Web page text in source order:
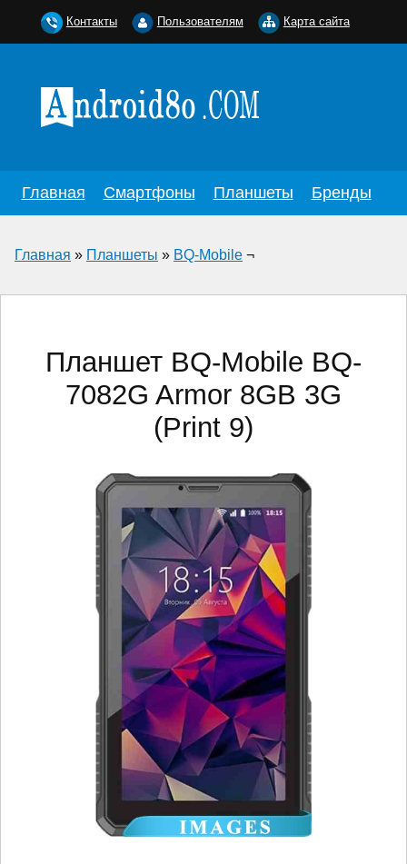
Главная Смартфоны Планшеты Бренды
Главная » Планшеты » BQ-Mobile ¬
Планшет BQ-Mobile BQ-
7082G Armor 8GB 3G
(Print 9)
Контакты Пользователям Карта сайта